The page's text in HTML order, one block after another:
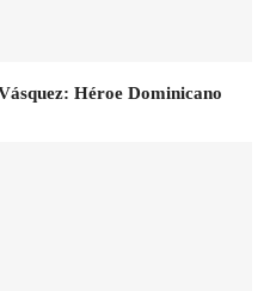
Héroe Dominicano